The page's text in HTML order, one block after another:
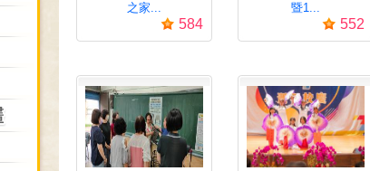
之家...
584
暨1...
552